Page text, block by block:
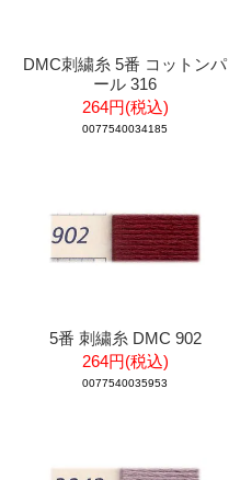
DMC刺繍糸 5番 コットンパ
ール 316
264円(税込)
0077540034185
5番 刺繍糸 DMC 902
264円(税込)
0077540035953